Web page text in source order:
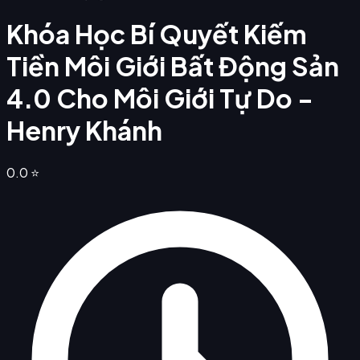
Khóa Học Bí Quyết Kiếm
Tiền Môi Giới Bất Động Sản
4.0 Cho Môi Giới Tự Do -
Henry Khánh
0.0 ⭐